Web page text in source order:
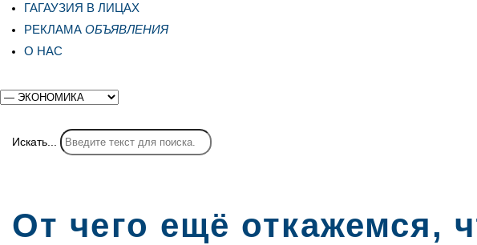
ГАГАУЗИЯ В ЛИЦАХ
РЕКЛАМА ОБЪЯВЛЕНИЯ
О НАС
Искать...
От чего ещё откажемся,